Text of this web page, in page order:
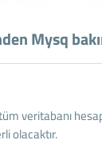
Mysq
veritabanı
olacaktır.